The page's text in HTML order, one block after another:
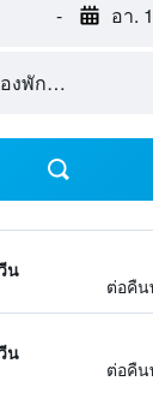
- อา.
พัก 1 ห้อง
น
ต่อคืน
น
ต่อคืน